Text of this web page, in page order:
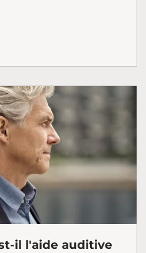
il l'aide auditive